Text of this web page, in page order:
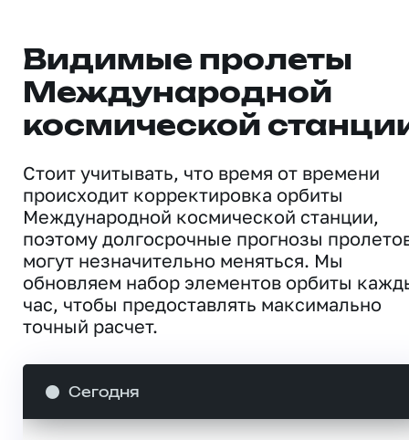
Видимые пролеты
Международной
космической
Стоит учитывать, что время от времени
происходит корректировка орбиты
Международной космической станции,
поэтому долгосрочные прогнозы
могут незначительно меняться. Мы
обновляем набор элементов орбиты
час, чтобы предоставлять максимально
точный расчет.
Сегодня